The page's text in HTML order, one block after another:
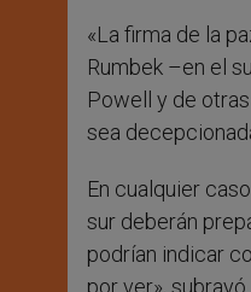
«La firma de la
Rumbek –en el
Powell y de
sea
En cualquier
sur deberán
podrían indicar
por ver», subrayó.